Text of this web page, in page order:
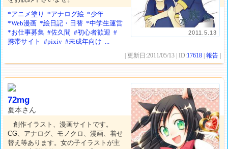
2011.5.13
*アニメ塗り
*アナログ絵 *少年
*Web漫画 *絵日記・日替 *中学生運営
*お仕事募集 #佐久間 #初心者歓迎 #
携帯サイト
#pixiv #未成年向け ...
| 更新日:2011/05/13 | ID:17618 |報告
72mg
夏本さん
創作イラスト、漫画サイトです。
CG、アナログ、モノクロ、漫画、着せ
替え等あります。女の子イラストが主